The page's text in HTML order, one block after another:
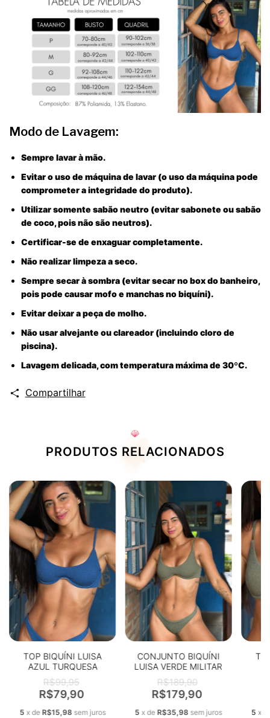
Modo de Lavagem:
Sempre lavar à mão.
Evitar o uso de máquina de lavar (o uso da máquina pode
comprometer a integridade do produto).
Utilizar somente sabão neutro (evitar sabonete ou sabão
de coco, pois não são neutros).
Certificar-se de enxaguar completamente.
Não realizar limpeza a seco.
Sempre secar à sombra (evitar secar no box do banheiro,
pois pode causar mofo e manchas no biquíni).
Evitar deixar a peça de molho.
Não usar alvejante ou clareador (incluindo cloro de
piscina).
Lavagem delicada, com temperatura máxima de 30ºC.
Compartilhar
PRODUTOS RELACIONADOS
TOP BIQUÍNI LUISA
AZUL TURQUESA
TEXTURIZADO
R$99,95
R$79,90
5 x de R$15,98 sem juros
CONJUNTO BIQUÍNI
LUISA VERDE MILITAR
TEXTURIZADO
R$189,90
R$179,90
5 x de R$35,98 sem juros 5 x